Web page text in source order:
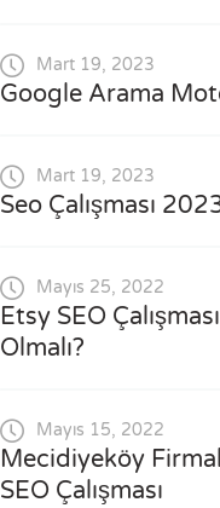
Mart 19, 2023
Google Arama
Mart 19, 2023
Seo Çalışması
Mayıs 25, 2022
Etsy SEO
Olmalı?
Mayıs 15, 2022
Mecidiyeköy
SEO Çalışması